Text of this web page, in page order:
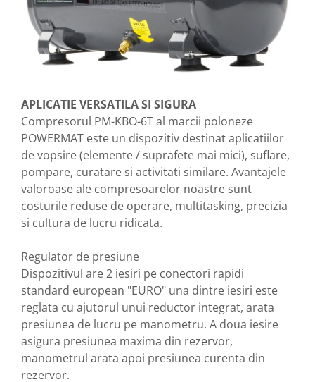
APLICATIE VERSATILA SI SIGURA
Compresorul PM-KBO-6T al marcii poloneze
POWERMAT este un dispozitiv destinat aplicatiilor
de vopsire (elemente / suprafete mai mici), suflare,
pompare, curatare si activitati similare. Avantajele
valoroase ale compresoarelor noastre sunt
costurile reduse de operare, multitasking, precizia
si cultura de lucru ridicata.
Regulator de presiune
Dispozitivul are 2 iesiri pe conectori rapidi
standard european "EURO" una dintre iesiri este
reglata cu ajutorul unui reductor integrat, arata
presiunea de lucru pe manometru. A doua iesire
asigura presiunea maxima din rezervor,
manometrul arata apoi presiunea curenta din
rezervor.